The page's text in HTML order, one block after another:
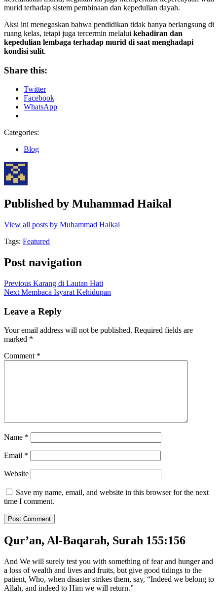
murid terhadap sistem pembinaan dan kepedulian dayah.
Aksi ini menegaskan bahwa pendidikan tidak hanya berlangsung di
ruang kelas, tetapi juga tercermin melalui kehadiran dan
kepedulian lembaga terhadap murid di saat menghadapi
kondisi sulit.
Share this:
Twitter
Facebook
WhatsApp
Categories:
Blog
Published by Muhammad Haikal
View all posts by Muhammad Haikal
Tags: Featured
Post navigation
Previous Karang di Lautan Hati
Next Membaca Isyarat Kehidupan
Leave a Reply
Your email address will not be published. Required fields are
marked *
Comment *
Name *
Email *
Website
Save my name, email, and website in this browser for the next
time I comment.
Qur’an, Al-Baqarah, Surah 155:156
And We will surely test you with something of fear and hunger and
a loss of wealth and lives and fruits, but give good tidings to the
patient, Who, when disaster strikes them, say, “Indeed we belong to
Allah, and indeed to Him we will return.”